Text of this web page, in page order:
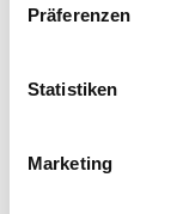
Präferenzen
Statistiken
Marketing
© Deutsches
Impressum